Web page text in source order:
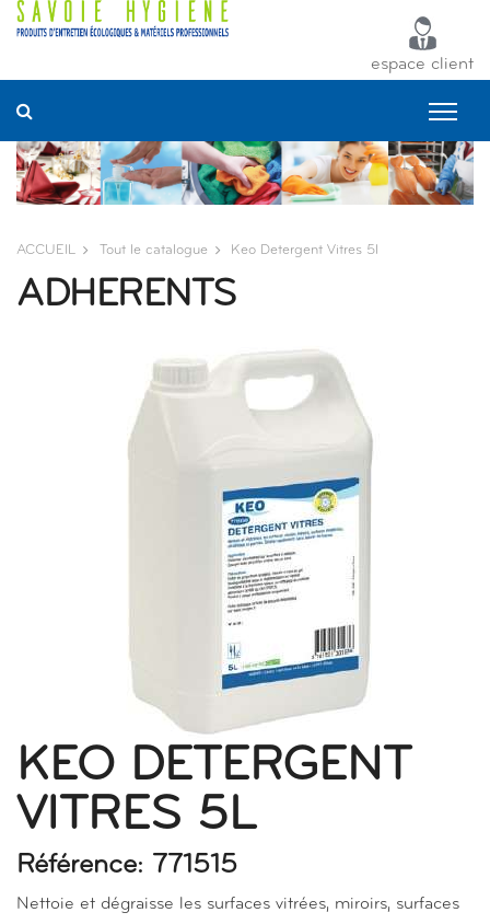
espace client
ACCUEIL Tout le catalogue Keo Detergent Vitres 5l
ADHERENTS
KEO DETERGENT
VITRES 5L
Référence: 771515
Nettoie et dégraisse les surfaces vitrées, miroirs, surfaces
Panneau de gestion des cookies